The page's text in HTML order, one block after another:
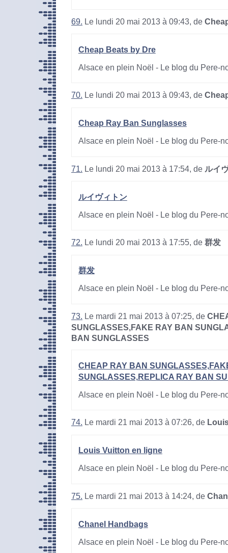
69. Le lundi 20 mai 2013 à 09:43, de
Cheap Beats by Dre
Alsace en plein Noël - Le blog du Pere-
70. Le lundi 20 mai 2013 à 09:43, de
Cheap Ray Ban Sunglasses
Alsace en plein Noël - Le blog du Pere-
71. Le lundi 20 mai 2013 à 17:54, de ルイ
ルイヴィトン
Alsace en plein Noël - Le blog du Pere-
72. Le lundi 20 mai 2013 à 17:55, de 群发
群发
Alsace en plein Noël - Le blog du Pere-
73. Le mardi 21 mai 2013 à 07:25, de
SUNGLASSES,FAKE RAY BAN
BAN SUNGLASSES
CHEAP RAY BAN
SUNGLASSES,REPLICA RAY BAN
Alsace en plein Noël - Le blog du Pere-
74. Le mardi 21 mai 2013 à 07:26, de
Louis Vuitton en ligne
Alsace en plein Noël - Le blog du Pere-
75. Le mardi 21 mai 2013 à 14:24, de
Chanel Handbags
Alsace en plein Noël - Le blog du Pere-